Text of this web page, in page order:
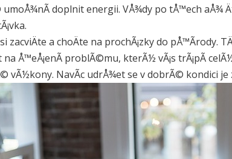
doplnit energii. VÅ¾dy po tÅ™ech aÅ¾
zacviÄte a choÄte na prochÃ¡zky do pÅ™Ã­rody.
Å™eÅ¡enÃ­ problÃ©mu, kterÃ½ vÃ¡s trÃ¡pÃ­
vÃ½kony. NavÃ­c udrÅ¾et se v dobrÃ© kondici